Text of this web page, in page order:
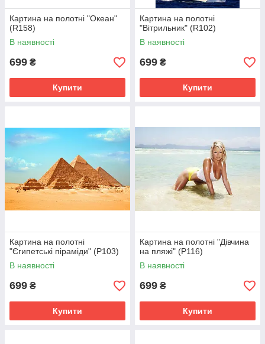
Картина на полотні "Океан"
(R158)
В наявності
699 ₴
Купити
Картина на полотні
"Вітрильник" (R102)
В наявності
699 ₴
Купити
Картина на полотні
"Єгипетські піраміди" (P103)
В наявності
699 ₴
Купити
Картина на полотні "Дівчина
на пляжі" (P116)
В наявності
699 ₴
Купити